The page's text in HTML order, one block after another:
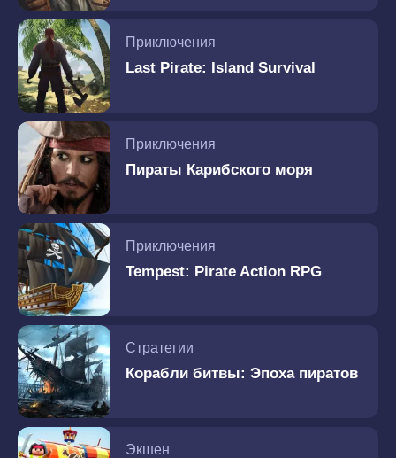
Приключения
Last Pirate: Island Survival
Приключения
Пираты Карибского моря
Приключения
Tempest: Pirate Action RPG
Стратегии
Корабли битвы: Эпоха пиратов
Экшен